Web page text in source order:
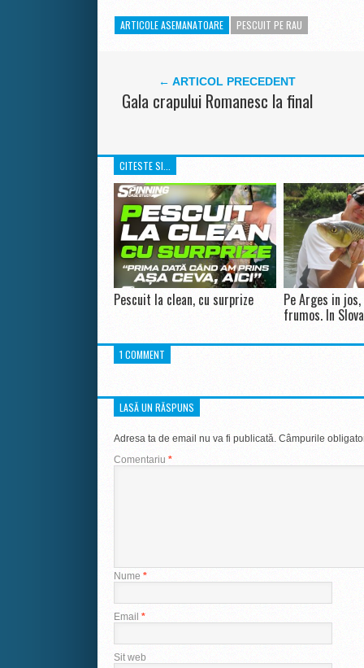
ARTICOLE ASEMANATOARE PESCUIT PE RAU
← ARTICOL PRECEDENT
Gala crapului Romanesc la final
CITESTE SI...
Pescuit la clean, cu surprize Pe Arges in
frumos. In
1 COMMENT
LASĂ UN RĂSPUNS
Adresa ta de email nu va fi publicată. Câmpurile
Comentariu *
Nume *
Email *
Sit web